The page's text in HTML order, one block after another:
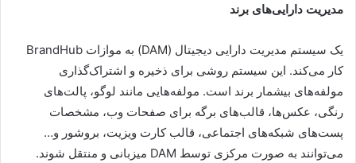
مدیریت دارایی‌های برند
یک سیستم مدیریت دارایی دیجیتال (DAM) به موازات BrandHub
کار می‌کند. این سیستم روشی برای ذخیره و اشتراک‌گذاری
مولفه‌های بیشمار برند است. مولفه‌هایی مانند لوگو، پالت‌های
رنگی، عکس‌ها، قالب‌های برگه برای صفحات وب، مشخصات
پست‌های شبکه‌‌های اجتماعی، قالب کارت ویزیت، بروشور و…
می‌توانند به صورت مرکزی توسط DAM میزبانی و منتقل شوند.